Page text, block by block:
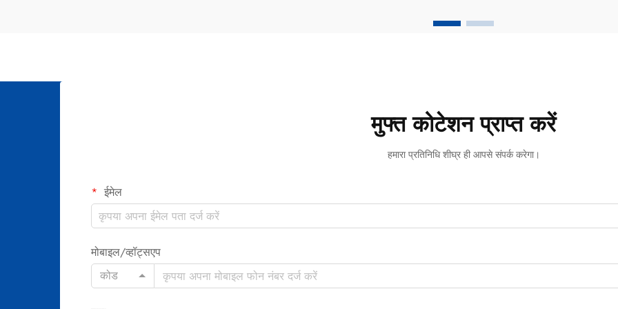
दांतों की सफेदीकरण प्रक्रिया आदिम... से विकसित
मुफ्त कोटेशन प्राप्त करें
हमारा प्रतिनिधि शीघ्र ही आपसे संपर्क करेगा।
ईमेल
मोबाइल/व्हॉट्सएप
कोड